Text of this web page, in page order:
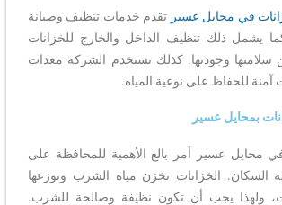
في محايل عسير تقدم خدمات تنظيف وصيانة
كما يشمل ذلك تنظيف الداخل والخارج للخزانات
سلامتها وجودتها. كذلك تستخدم الشركة معدات
للحفاظ على نوعية المياه.
بمحايل عسير
محايل عسير أمر بالغ الأهمية للمحافظة على
السكان. الخزانات تخزن مياه الشرب وتوزعها
ولهذا يجب أن تكون نظيفة وصالحة للشرب.